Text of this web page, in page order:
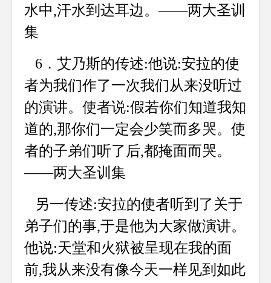
水中,汗水到达耳边。——两大圣训
集
6．艾乃斯的传述:他说:安拉的使
者为我们作了一次我们从来没听过
的演讲。使者说:假若你们知道我知
道的,那你们一定会少笑而多哭。使
者的子弟们听了后,都掩面而哭。
——两大圣训集
另一传述:安拉的使者听到了关于
弟子们的事,于是他为大家做演讲。
他说:天堂和火狱被呈现在我的面
前,我从来没有像今天一样见到如此